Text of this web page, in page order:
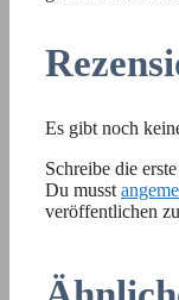
Es gibt noch
Schreibe die
Du musst
veröffentlichen